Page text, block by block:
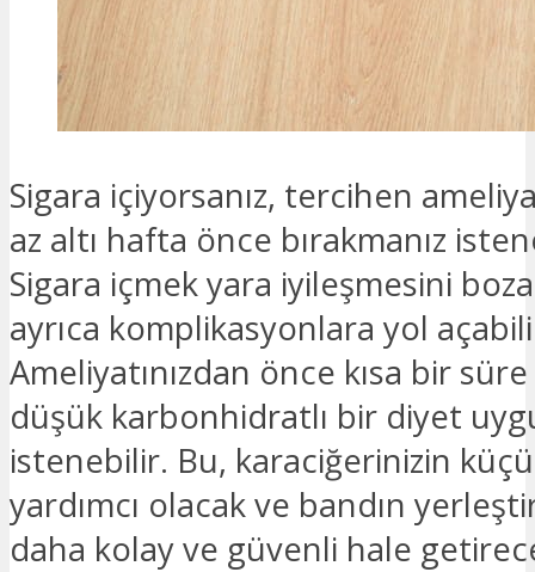
Sigara içiyorsanız, tercihen
az altı hafta önce bırakmanız
Sigara içmek yara iyileşmesini
ayrıca komplikasyonlara yol
Ameliyatınızdan önce kısa bir süre
düşük karbonhidratlı bir diyet
istenebilir. Bu, karaciğerinizin
yardımcı olacak ve bandın
daha kolay ve güvenli hale